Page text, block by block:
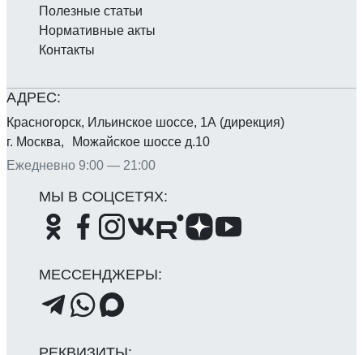
Красногорск, Ильинское шоссе, 1А (дирекция)
г. Москва, Можайское шоссе д.10
Ежедневно 9:00 — 21:00
Полезные статьи
Нормативные акты
Контакты